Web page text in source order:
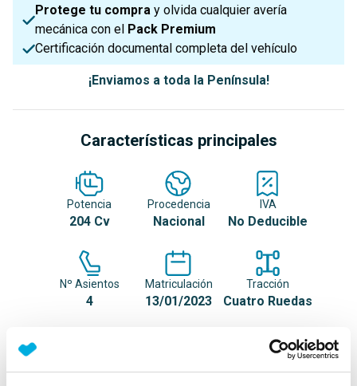
Protege tu compra y olvida cualquier avería
mecánica con el Pack Premium
Certificación documental completa del vehículo
¡Enviamos a toda la Península!
Características principales
Potencia
204 Cv
Procedencia
Nacional
IVA
No Deducible
Nº Asientos
4
Matriculación
13/01/2023
Tracción
Cuatro Ruedas